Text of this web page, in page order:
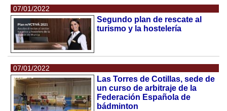
07/01/2022
Segundo plan de rescate al
turismo y la hostelería
07/01/2022
Las Torres de Cotillas, sede de
un curso de arbitraje de la
Federación Española de
bádminton